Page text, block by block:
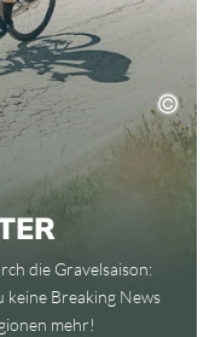
die Gravelsaison:
keine Breaking News
mehr!